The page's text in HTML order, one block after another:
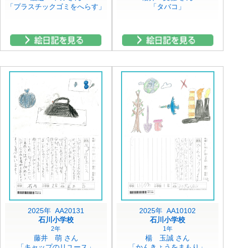
「プラスチックゴミをへらす」
「タバコ」
2025年 AA20131
石川小学校
2年
藤井 萌 さん
2025年 AA10102
石川小学校
1年
楊 玉誠 さん